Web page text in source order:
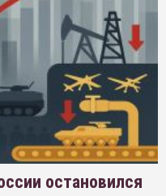
остановился